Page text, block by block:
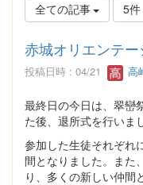
全ての記事 5件
赤城オリエンテ
投稿日時 : 04/21 高
最終日の今日は、翠巒
た後、退所式を行いま
参加した生徒それぞれ
間となりました。また
り、多くの新しい仲間